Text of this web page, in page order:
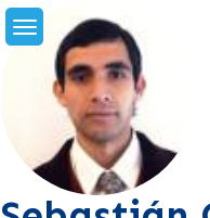
Skip
to